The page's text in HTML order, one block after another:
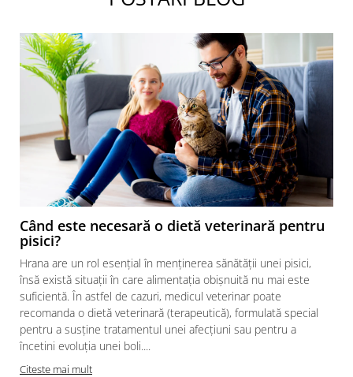
mult drag !
Când este necesară o dietă veterinară pentru
pisici?
Hrana are un rol esențial în menținerea sănătății unei pisici,
însă există situații în care alimentația obișnuită nu mai este
suficientă. În astfel de cazuri, medicul veterinar poate
recomanda o dietă veterinară (terapeutică), formulată special
pentru a susține tratamentul unei afecțiuni sau pentru a
încetini evoluția unei boli....
Citeste mai mult